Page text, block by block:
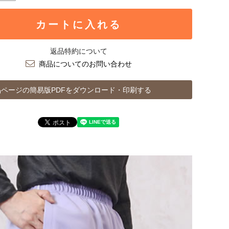
カートに入れる
返品特約について
商品についてのお問い合わせ
ージの簡易版PDFをダウンロード・印刷する